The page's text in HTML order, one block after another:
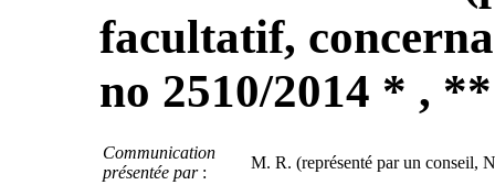
facultatif,
no 2510/2014 * , **
Communication
présentée par:
M. R. (représenté par un conseil,